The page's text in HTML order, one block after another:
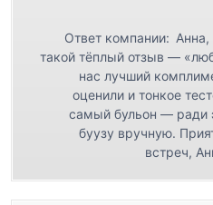
Ответ компании: Анна,
такой тёплый отзыв —
нас лучший
оценили и тонкое
самый бульон — ради
буузу вручную.
встреч,